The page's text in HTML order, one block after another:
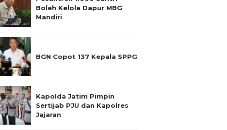
Boleh Kelola Dapur MBG
Mandiri
BGN Copot 137 Kepala SPPG
Kapolda Jatim Pimpin
Sertijab PJU dan Kapolres
Jajaran